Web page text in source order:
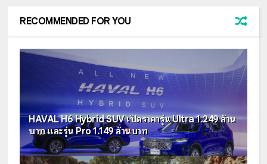
RECOMMENDED FOR YOU
HAVAL H6 Hybrid SUV เปิดราคารุ่น Ultra 1.249 ล้าน
บาท และรุ่น Pro 1.149 ล้านบาท